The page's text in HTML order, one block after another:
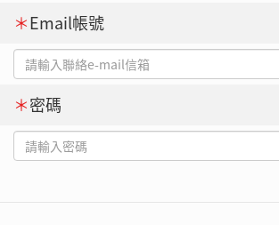
＊Email帳號
＊密碼